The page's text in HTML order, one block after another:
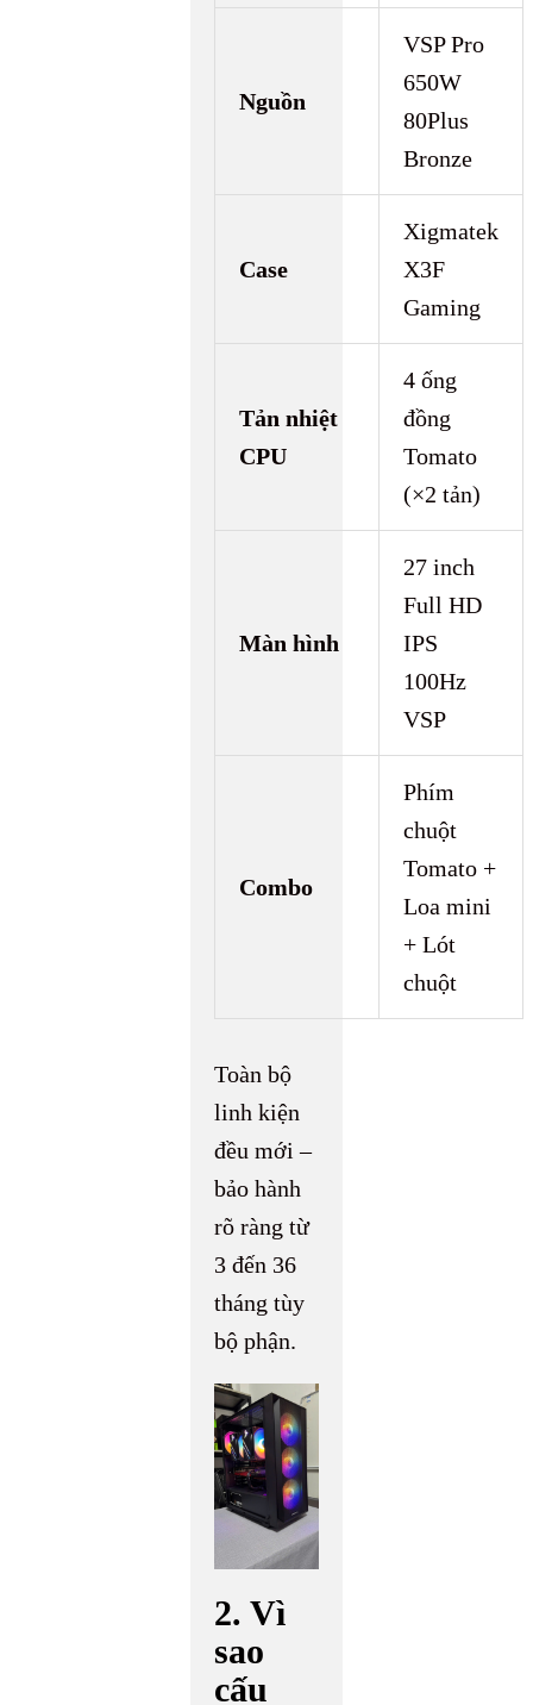
Nguồn
VSP Pro
650W
80Plus
Bronze
Case
Xigmatek
X3F
Gaming
Tản nhiệt
CPU
4 ống
đồng
Tomato
(×2 tản)
Màn hình
27 inch
Full HD
IPS
100Hz
VSP
Combo
Phím
chuột
Tomato +
Loa mini
+ Lót
chuột
Toàn bộ
linh kiện
đều mới –
bảo hành
rõ ràng từ
3 đến 36
tháng tùy
bộ phận.
2. Vì
sao
cấu